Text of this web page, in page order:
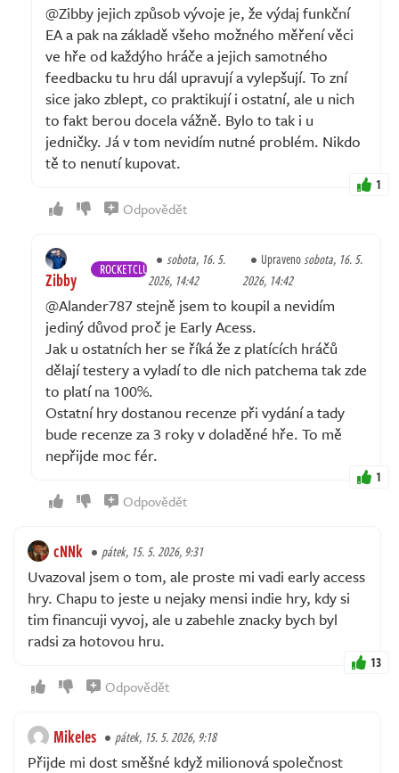
@Zibby jejich způsob vývoje je, že výdaj funkční
EA a pak na základě všeho možného měření věci
ve hře od každýho hráče a jejich samotného
feedbacku tu hru dál upravují a vylepšují. To zní
sice jako zblept, co praktikují i ostatní, ale u nich
to fakt berou docela vážně. Bylo to tak i u
jedničky. Já v tom nevidím nutné problém. Nikdo
tě to nenutí kupovat.
1
Odpovědět
Zibby ROCKETCLUB
sobota, 16. 5.
2026, 14:42
Upravenosobota, 16. 5.
2026, 14:42
@Alander787 stejně jsem to koupil a nevidím
jediný důvod proč je Early Acess.
Jak u ostatních her se říká že z platících hráčů
dělají testery a vyladí to dle nich patchema tak zde
to platí na 100%.
Ostatní hry dostanou recenze při vydání a tady
bude recenze za 3 roky v doladěné hře. To mě
nepřijde moc fér.
1
Odpovědět
cNNk pátek, 15. 5. 2026, 9:31
Uvazoval jsem o tom, ale proste mi vadi early access
hry. Chapu to jeste u nejaky mensi indie hry, kdy si
tim financuji vyvoj, ale u zabehle znacky bych byl
radsi za hotovou hru.
13
Odpovědět
Mikeles pátek, 15. 5. 2026, 9:18
Přijde mi dost směšné když milionová společnost